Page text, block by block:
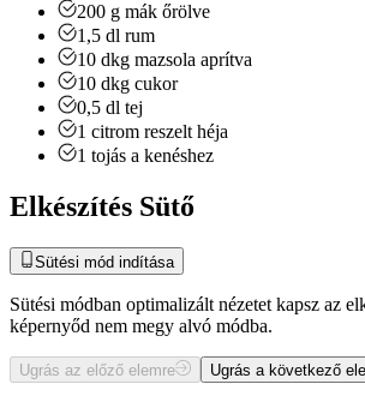
200 g mák őrölve
1,5 dl rum
10 dkg mazsola aprítva
10 dkg cukor
0,5 dl tej
1 citrom reszelt héja
1 tojás a kenéshez
Elkészítés Sütő
Sütési mód indítása
Sütési módban optimalizált nézetet kapsz az
képernyőd nem megy alvó módba.
Ugrás az előző elemre Ugrás a következő